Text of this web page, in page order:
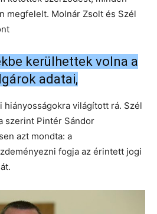
megfelelt. Molnár Zsolt és Szél
kerülhettek volna a
adatai,
hiányosságokra világított rá. Szél
szerint Pintér Sándor
azt mondta: a
fogja az érintett jogi